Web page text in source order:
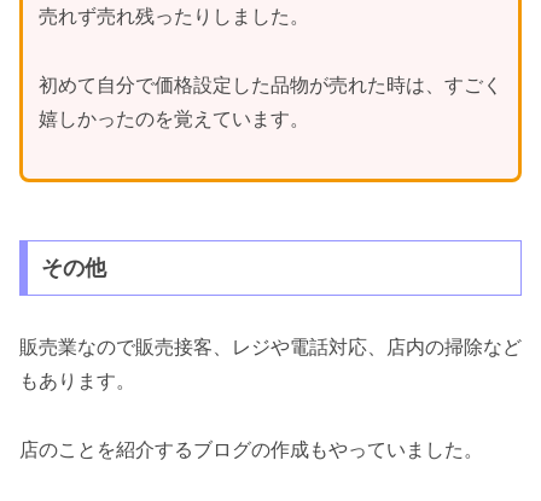
売れず売れ残ったりしました。
初めて自分で価格設定した品物が売れた時は、すごく
嬉しかったのを覚えています。
その他
販売業なので販売接客、レジや電話対応、店内の掃除など
もあります。
店のことを紹介するブログの作成もやっていました。